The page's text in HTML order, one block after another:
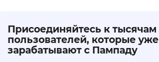
Присоединяйтесь к тысячам
пользователей, которые уже
зарабатывают с Пампаду